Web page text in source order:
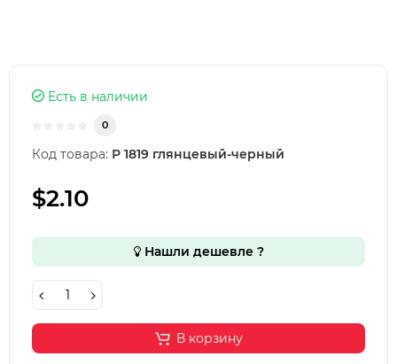
Есть в наличии
0
Код товара: Р 1819 глянцевый-черный
$2.10
Нашли дешевле ?
В корзину